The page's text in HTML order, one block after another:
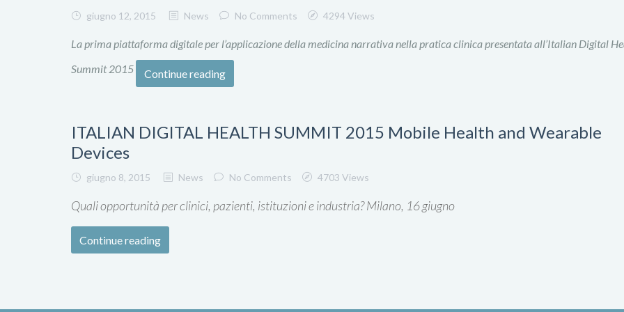
giugno 12, 2015 News No Comments 4294 Views
La prima piattaforma digitale per l’applicazione della medicina narrativa nella pratica clinica presentata all’Italian Digital
Summit 2015
Continue reading
ITALIAN DIGITAL HEALTH SUMMIT 2015 Mobile Health and Wearable
Devices
giugno 8, 2015 News No Comments 4703 Views
Quali opportunità per clinici, pazienti, istituzioni e industria? Milano, 16 giugno
Continue reading